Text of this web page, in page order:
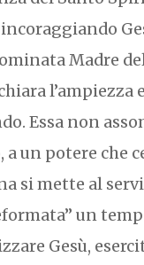
Madre
l’ampiezza
Essa non
un potere che
si mette al
un
Gesù,